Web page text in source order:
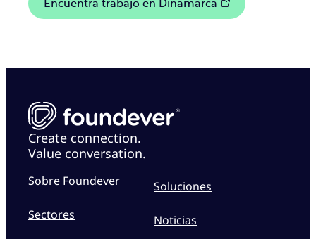
Encuentra trabajo en Dinamarca
Create connection.
Value conversation.
Sobre Foundever
Sectores
Soluciones
Noticias